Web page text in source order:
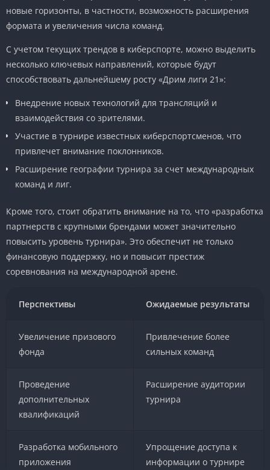
новые горизонты, в частности, возможность расширения
формата и увеличения числа команд.
С учетом текущих трендов в киберспорте, можно выделить
несколько ключевых направлений, которые будут
способствовать дальнейшему росту «Дрим лиги 21»:
Внедрение новых технологий для трансляций и
взаимодействия со зрителями.
Участие в турнире известных киберспортсменов, что
привлечет внимание поклонников.
Расширение географии турнира за счет международных
команд и лиг.
Кроме того, стоит обратить внимание на то, что «разработка
партнерств с крупными брендами может значительно
повысить уровень турнира». Это обеспечит не только
финансовую поддержку, но и повысит престиж
соревнования на международной арене.
Перспективы Ожидаемые результаты
Увеличение призового
фонда
Привлечение более
сильных команд
Проведение
дополнительных
квалификаций
Расширение аудитории
турнира
Разработка мобильного
приложения
Упрощение доступа к
информации о турнире